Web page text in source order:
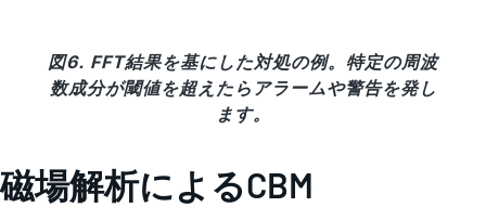
図6. FFT結果を基にした対処の例。特定の周波
数成分が閾値を超えたらアラームや警告を発し
ます。
磁場解析によるCBM